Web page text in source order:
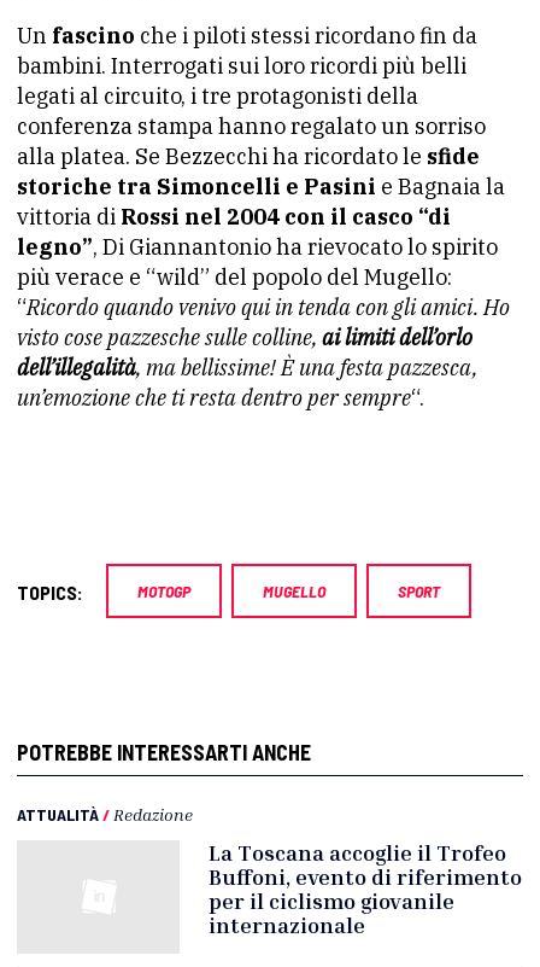
Un fascino che i piloti stessi ricordano fin da
bambini. Interrogati sui loro ricordi più belli
legati al circuito, i tre protagonisti della
conferenza stampa hanno regalato un sorriso
alla platea. Se Bezzecchi ha ricordato le sfide
storiche tra Simoncelli e Pasini e Bagnaia la
vittoria di Rossi nel 2004 con il casco “di
legno”, Di Giannantonio ha rievocato lo spirito
più verace e “wild” del popolo del Mugello:
“Ricordo quando venivo qui in tenda con gli amici. Ho
visto cose pazzesche sulle colline, ai limiti dell’orlo
dell’illegalità, ma bellissime! È una festa pazzesca,
un’emozione che ti resta dentro per sempre“.
TOPICS: MOTOGP MUGELLO SPORT
POTREBBE INTERESSARTI ANCHE
ATTUALITÀ/ Redazione
La Toscana accoglie il Trofeo
Buffoni, evento di riferimento
per il ciclismo giovanile
internazionale